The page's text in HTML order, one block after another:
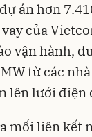
án hơn
của
vận hành,
từ các
lên lưới điện
mối liên kết